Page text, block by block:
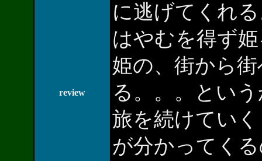
review
に逃げてくれ
はやむを得ず
姫の、街から
る。。。とい
旅を続けてい
が分かってく